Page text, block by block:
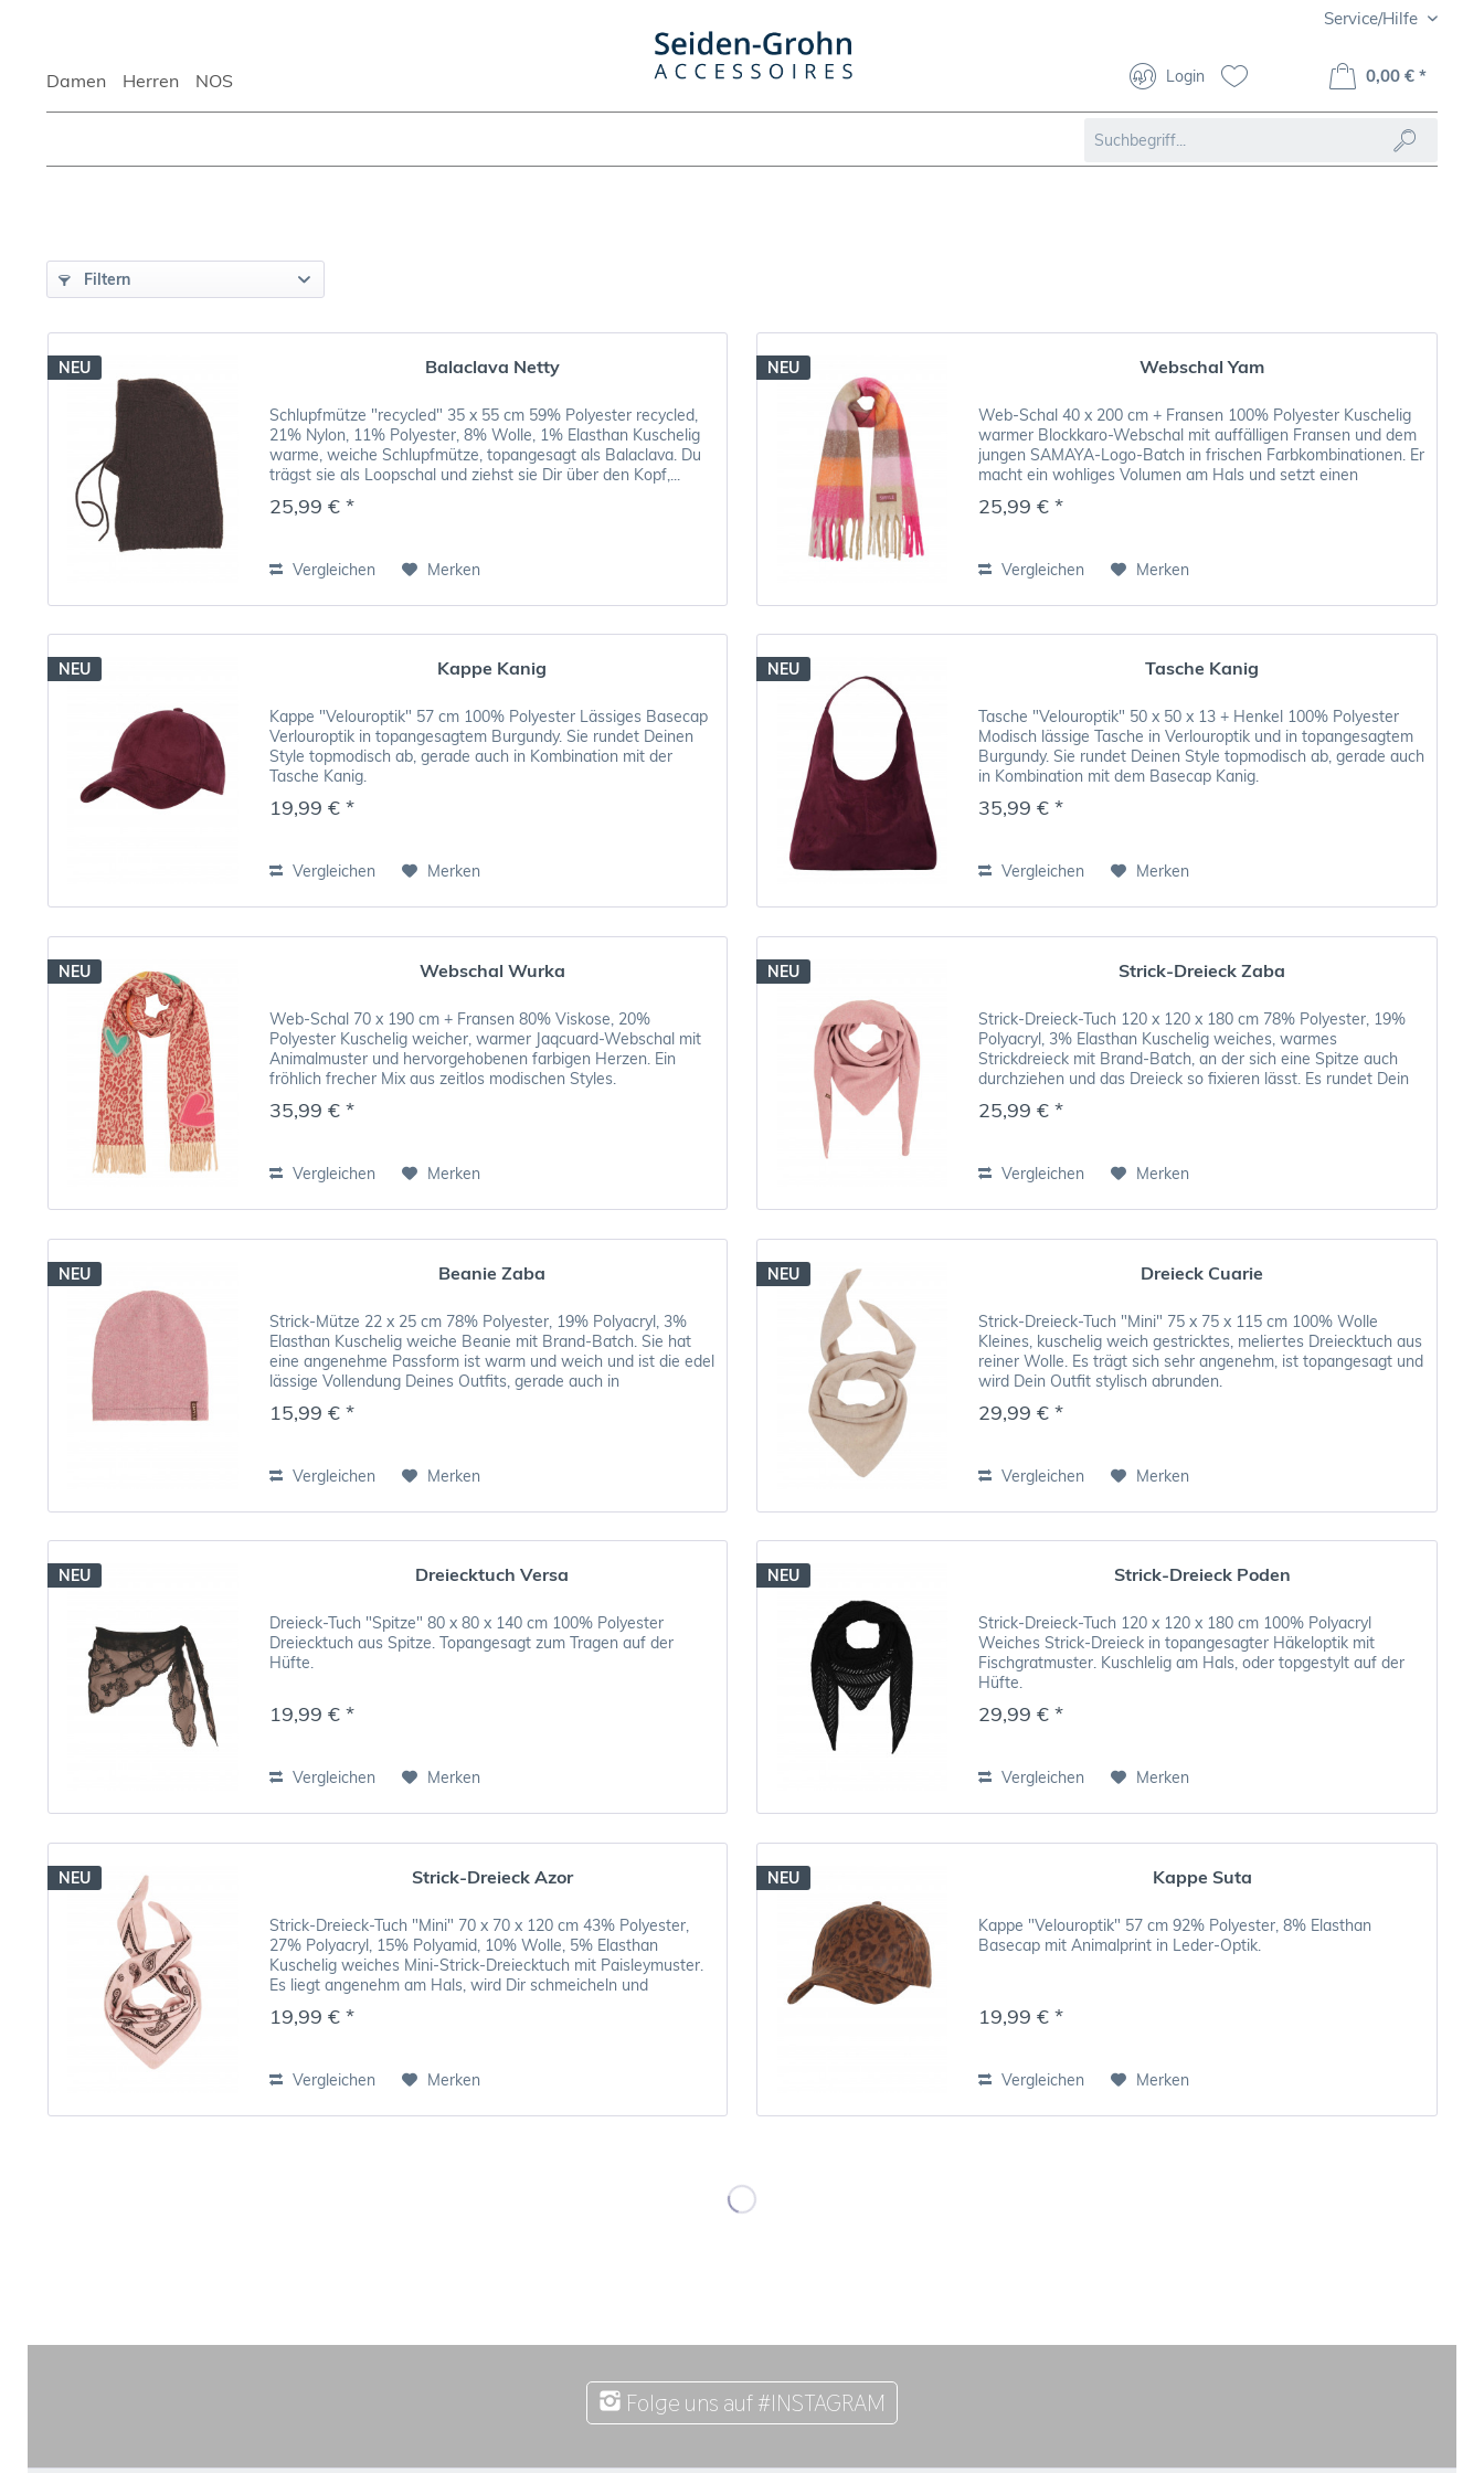
Service/Hilfe
Damen Herren NOS Login 0,00 € *
Filtern
NEU Balaclava Netty
Schlupfmütze "recycled" 35 x 55 cm 59% Polyester recycled,
21% Nylon, 11% Polyester, 8% Wolle, 1% Elasthan Kuschelig
warme, weiche Schlupfmütze, topangesagt als Balaclava. Du
trägst sie als Loopschal und ziehst sie Dir über den Kopf,...
25,99 € *
Vergleichen Merken
NEU Webschal Yam
Web-Schal 40 x 200 cm + Fransen 100% Polyester Kuschelig
warmer Blockkaro-Webschal mit auffälligen Fransen und dem
jungen SAMAYA-Logo-Batch in frischen Farbkombinationen. Er
macht ein wohliges Volumen am Hals und setzt einen
25,99 € *
Vergleichen Merken
NEU Kappe Kanig
Kappe "Velouroptik" 57 cm 100% Polyester Lässiges Basecap
Verlouroptik in topangesagtem Burgundy. Sie rundet Deinen
Style topmodisch ab, gerade auch in Kombination mit der
Tasche Kanig.
19,99 € *
Vergleichen Merken
NEU Tasche Kanig
Tasche "Velouroptik" 50 x 50 x 13 + Henkel 100% Polyester
Modisch lässige Tasche in Verlouroptik und in topangesagtem
Burgundy. Sie rundet Deinen Style topmodisch ab, gerade auch
in Kombination mit dem Basecap Kanig.
35,99 € *
Vergleichen Merken
NEU Webschal Wurka
Web-Schal 70 x 190 cm + Fransen 80% Viskose, 20%
Polyester Kuschelig weicher, warmer Jaqcuard-Webschal mit
Animalmuster und hervorgehobenen farbigen Herzen. Ein
fröhlich frecher Mix aus zeitlos modischen Styles.
35,99 € *
Vergleichen Merken
NEU Strick-Dreieck Zaba
Strick-Dreieck-Tuch 120 x 120 x 180 cm 78% Polyester, 19%
Polyacryl, 3% Elasthan Kuschelig weiches, warmes
Strickdreieck mit Brand-Batch, an der sich eine Spitze auch
durchziehen und das Dreieck so fixieren lässt. Es rundet Dein
25,99 € *
Vergleichen Merken
NEU Beanie Zaba
Strick-Mütze 22 x 25 cm 78% Polyester, 19% Polyacryl, 3%
Elasthan Kuschelig weiche Beanie mit Brand-Batch. Sie hat
eine angenehme Passform ist warm und weich und ist die edel
lässige Vollendung Deines Outfits, gerade auch in
Kombination...
15,99 € *
Vergleichen Merken
NEU Dreieck Cuarie
Strick-Dreieck-Tuch "Mini" 75 x 75 x 115 cm 100% Wolle
Kleines, kuschelig weich gestricktes, meliertes Dreiecktuch aus
reiner Wolle. Es trägt sich sehr angenehm, ist topangesagt und
wird Dein Outfit stylisch abrunden.
29,99 € *
Vergleichen Merken
NEU Dreiecktuch Versa
Dreieck-Tuch "Spitze" 80 x 80 x 140 cm 100% Polyester
Dreiecktuch aus Spitze. Topangesagt zum Tragen auf der
Hüfte.
19,99 € *
Vergleichen Merken
NEU Strick-Dreieck Poden
Strick-Dreieck-Tuch 120 x 120 x 180 cm 100% Polyacryl
Weiches Strick-Dreieck in topangesagter Häkeloptik mit
Fischgratmuster. Kuschlelig am Hals, oder topgestylt auf der
Hüfte.
29,99 € *
Vergleichen Merken
NEU Strick-Dreieck Azor
Strick-Dreieck-Tuch "Mini" 70 x 70 x 120 cm 43% Polyester,
27% Polyacryl, 15% Polyamid, 10% Wolle, 5% Elasthan
Kuschelig weiches Mini-Strick-Dreiecktuch mit Paisleymuster.
Es liegt angenehm am Hals, wird Dir schmeicheln und
gleichzeitig...
19,99 € *
Vergleichen Merken
NEU Kappe Suta
Kappe "Velouroptik" 57 cm 92% Polyester, 8% Elasthan
Basecap mit Animalprint in Leder-Optik.
19,99 € *
Vergleichen Merken
Folge uns auf #INSTAGRAM